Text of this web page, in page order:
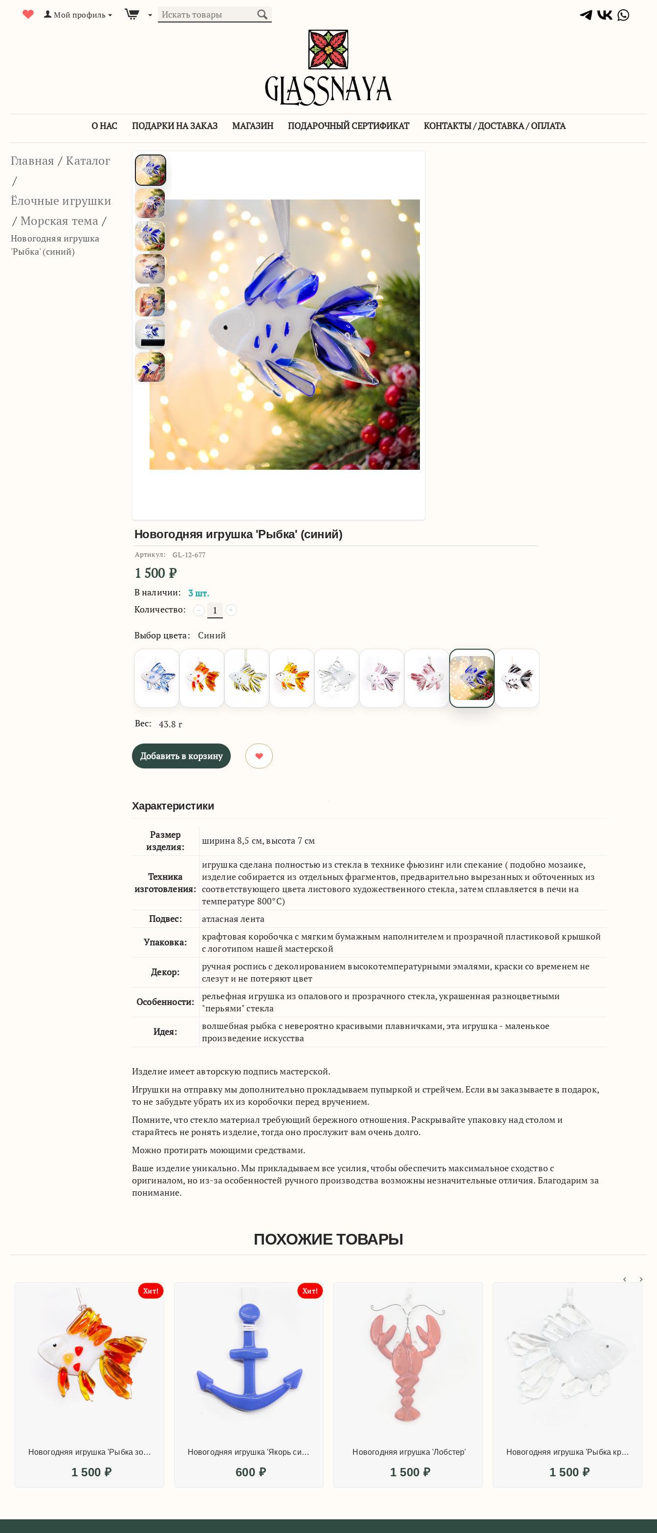
Мой профиль
О НАС ПОДАРКИ НА ЗАКАЗ МАГАЗИН ПОДАРОЧНЫЙ СЕРТИФИКАТ КОНТАКТЫ / ДОСТАВКА / ОПЛАТА
Главная / Каталог
/
Ёлочные игрушки
/ Морская тема /
Новогодняя игрушка
'Рыбка' (синий)
Новогодняя игрушка 'Рыбка' (синий)
Артикул: GL-12-677
1 500 ₽
В наличии:
3 шт.
Количество:
+
−
Выбор цвета: Синий
Вес: 43.8 г
Добавить в корзину
Характеристики
Размер
изделия:
ширина 8,5 см, высота 7 см
Техника
изготовления:
игрушка сделана полностью из стекла в технике фьюзинг или спекание ( подобно мозаике,
изделие собирается из отдельных фрагментов, предварительно вырезанных и обточенных из
соответствующего цвета листового художественного стекла, затем сплавляется в печи на
температуре 800°C)
Подвес:
атласная лента
Упаковка:
крафтовая коробочка с мягким бумажным наполнителем и прозрачной пластиковой крышкой
с логотипом нашей мастерской
Декор:
ручная роспись с деколированием высокотемпературными эмалями, краски со временем не
слезут и не потеряют цвет
Особенности:
рельефная игрушка из опалового и прозрачного стекла, украшенная разноцветными
"перьями" стекла
Идея:
волшебная рыбка с невероятно красивыми плавничками, эта игрушка - маленькое
произведение искусства
Изделие имеет авторскую подпись мастерской.
Игрушки на отправку мы дополнительно прокладываем пупыркой и стрейчем. Если вы заказываете в подарок,
то не забудьте убрать их из коробочки перед вручением.
Помните, что стекло материал требующий бережного отношения. Раскрывайте упаковку над столом и
старайтесь не ронять изделие, тогда оно прослужит вам очень долго.
Можно протирать моющими средствами.
Ваше изделие уникально. Мы прикладываем все усилия, чтобы обеспечить максимальное сходство с
оригиналом, но из-за особенностей ручного производства возможны незначительные отличия. Благодарим за
понимание.
ПОХОЖИЕ ТОВАРЫ
Хит!
Новогодняя игрушка 'Рыбка золотая'
1 500 ₽
Хит!
Новогодняя игрушка 'Якорь синий опаловый'
600 ₽
Новогодняя игрушка 'Лобстер'
1 500 ₽
Новогодняя игрушка 'Рыбка кристальная'
1 500 ₽